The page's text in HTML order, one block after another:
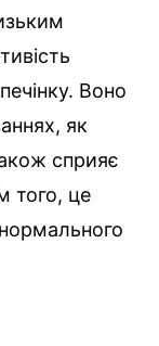
Воно
як
сприяє
того, це